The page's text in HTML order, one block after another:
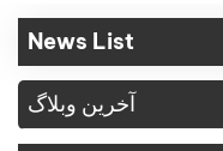
News List
آخرین وبلاگ